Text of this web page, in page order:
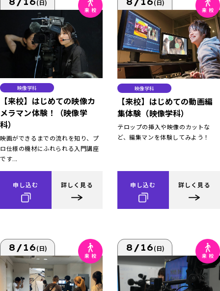
(日)
映像学科
【来校】はじめての映像カ
メラマン体験！（映像学
科）
映画ができるまでの流れを知り、プ
ロ仕様の機材にふれられる入門講座
です...
申し込む 詳しく見る
(日)
映像学科
【来校】はじめての動画編
集体験（映像学科）
テロップの挿入や映像のカットな
ど、編集マンを体験してみよう！
申し込む 詳しく見る
8/16(日) 8/16(日)